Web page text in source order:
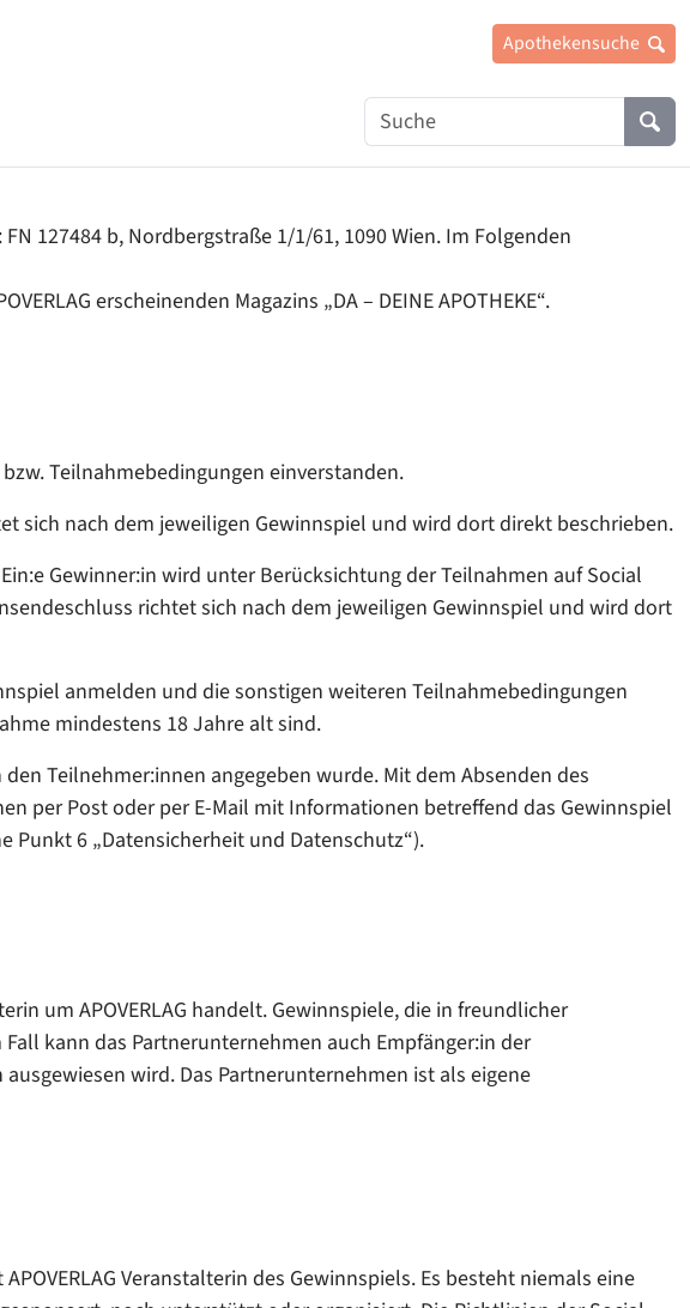
Apothekensuche
Suche
127484 b, Nordbergstraße 1/1/61, 1090 Wien. Im Folgenden
erscheinenden Magazins „DA – DEINE APOTHEKE“.
Teilnahmebedingungen einverstanden.
sich nach dem jeweiligen Gewinnspiel und wird dort direkt beschrieben.
Gewinner:in wird unter Berücksichtung der Teilnahmen auf Social
richtet sich nach dem jeweiligen Gewinnspiel und wird dort
anmelden und die sonstigen weiteren Teilnahmebedingungen
mindestens 18 Jahre alt sind.
Teilnehmer:innen angegeben wurde. Mit dem Absenden des
per Post oder per E-Mail mit Informationen betreffend das Gewinnspiel
6 „Datensicherheit und Datenschutz“).
um APOVERLAG handelt. Gewinnspiele, die in freundlicher
kann das Partnerunternehmen auch Empfänger:in der
wird. Das Partnerunternehmen ist als eigene
Veranstalterin des Gewinnspiels. Es besteht niemals eine